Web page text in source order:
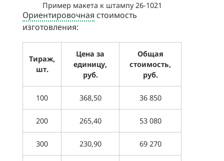
Пример макета к штампу 26-1021
Ориентировочная стоимость
изготовления:
Тираж,
шт.
Цена за
единицу,
руб.
Общая
стоимость,
руб.
100 368,50 36 850
200 265,40 53 080
300 230,90 69 270